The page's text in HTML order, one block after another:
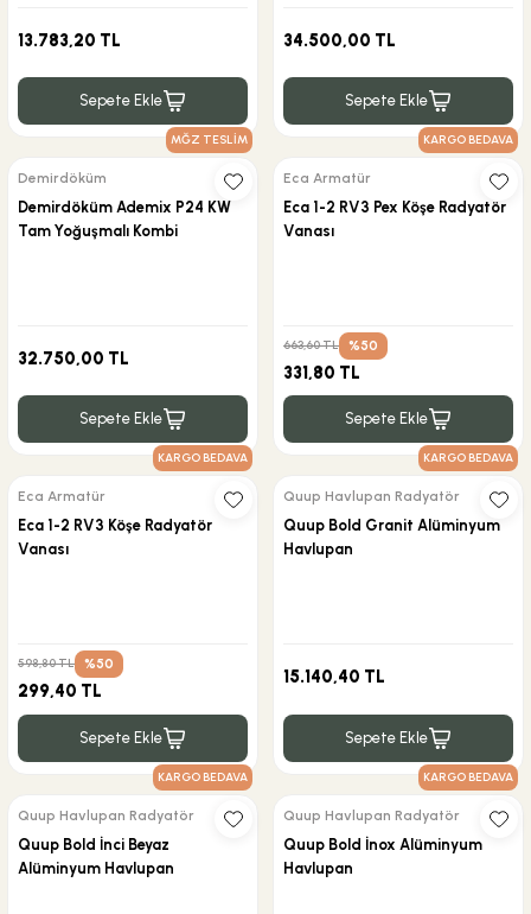
13.783,20 TL
Sepete Ekle
34.500,00 TL
Sepete Ekle
MĞZ TESLİM
Demirdöküm
Demirdöküm Ademix P24 KW
Tam Yoğuşmalı Kombi
32.750,00 TL
Sepete Ekle
KARGO BEDAVA
Eca Armatür
Eca 1-2 RV3 Pex Köşe Radyatör
Vanası
663,60 TL %50
331,80 TL
Sepete Ekle
KARGO BEDAVA
Eca Armatür
Eca 1-2 RV3 Köşe Radyatör
Vanası
598,80 TL %50
299,40 TL
Sepete Ekle
KARGO BEDAVA
Quup Havlupan Radyatör
Quup Bold Granit Alüminyum
Havlupan
15.140,40 TL
Sepete Ekle
KARGO BEDAVA
Quup Havlupan Radyatör
Quup Bold İnci Beyaz
Alüminyum Havlupan
KARGO BEDAVA
Quup Havlupan Radyatör
Quup Bold İnox Alüminyum
Havlupan